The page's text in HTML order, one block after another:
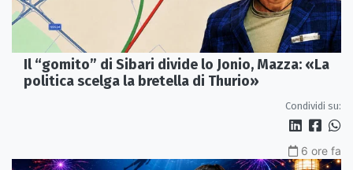
Il “gomito” di Sibari divide lo Jonio, Mazza: «La
politica scelga la bretella di Thurio»
Condividi su:
6 ore fa